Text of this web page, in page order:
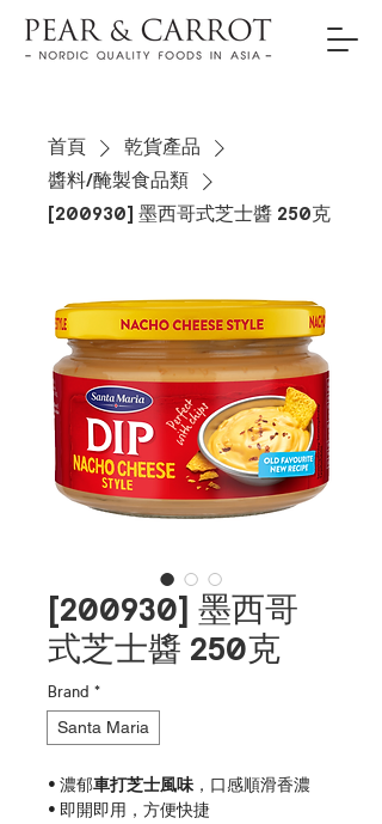
首頁
乾貨產品
醬料/醃製食品類
[200930] 墨西哥式 芝士醬 250克
[200930] 墨西哥
式 芝士醬 250克
Brand *
Santa Maria
• 濃郁車打芝士風味 ，口感順滑香濃
• 即開即用，方便快捷